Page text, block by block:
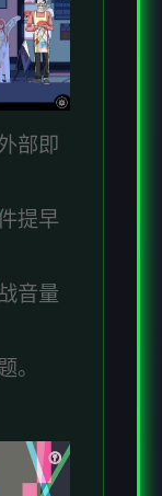
部即
提早
音量
。